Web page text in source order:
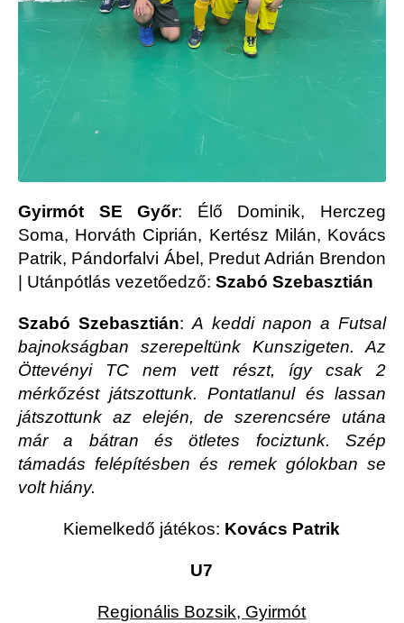
Gyirmót SE Győr: Élő Dominik, Herczeg
Soma, Horváth Ciprián, Kertész Milán, Kovács
Patrik, Pándorfalvi Ábel, Predut Adrián Brendon
| Utánpótlás vezetőedző: Szabó Szebasztián
Szabó Szebasztián:A keddi napon a Futsal
bajnokságban szerepeltünk Kunszigeten. Az
Öttevényi TC nem vett részt, így csak 2
mérkőzést játszottunk. Pontatlanul és lassan
játszottunk az elején, de szerencsére utána
már a bátran és ötletes fociztunk. Szép
támadás felépítésben és remek gólokban se
volt hiány.
Kiemelkedő játékos: Kovács Patrik
U7
Regionális Bozsik, Gyirmót